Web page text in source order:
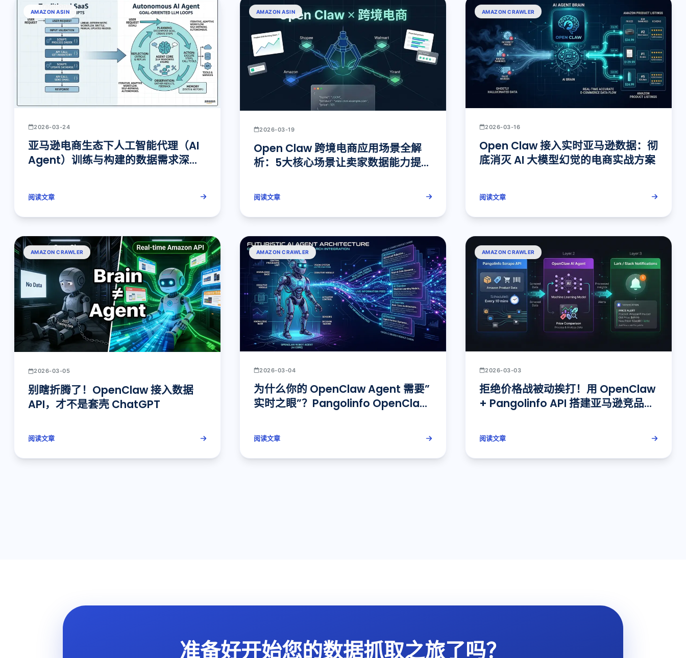
AMAZON ASIN
2026-03-24
亚马逊电商生态下人工智能代理（AI
Agent）训练与构建的数据需求深度
阅读文章
AMAZON ASIN
2026-03-19
Open Claw 跨境电商应用场景全解
析：5大核心场景让卖家数据能力提升
阅读文章
AMAZON CRAWLER
2026-03-16
Open Claw 接入实时亚马逊数据：彻
底消灭 AI 大模型幻觉的电商实战方案
阅读文章
AMAZON CRAWLER
2026-03-05
别瞎折腾了！OpenClaw 接入数据
API，才不是套壳 ChatGPT
阅读文章
AMAZON CRAWLER
2026-03-04
为什么你的 OpenClaw Agent 需要”
实时之眼”？Pangolinfo OpenClaw
阅读文章
AMAZON CRAWLER
2026-03-03
拒绝价格战被动挨打！用 OpenClaw
+ Pangolinfo API 搭建亚马逊竞品调
阅读文章
准备好开始您的数据抓取之旅了吗？